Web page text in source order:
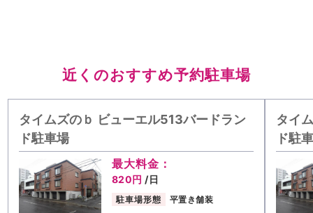
近くのおすすめ予約駐車場
タイムズのｂ ビューエル513バードラン
ド駐車場
最大料金：
820円 /日
駐車場形態 平置き舗装
タイ
ド駐